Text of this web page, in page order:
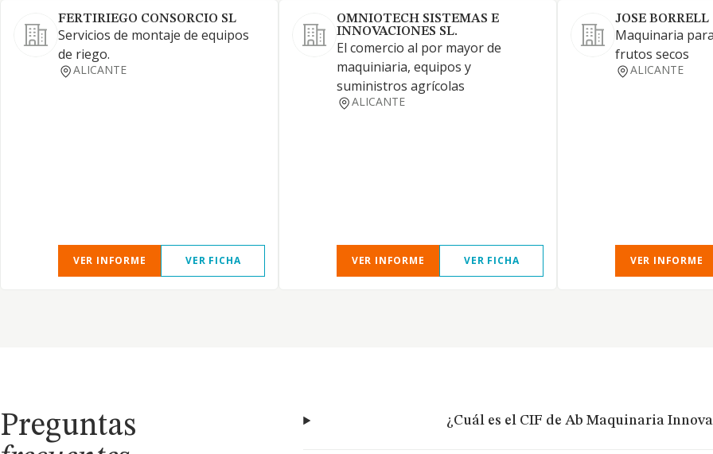
FERTIRIEGO CONSORCIO SL
Servicios de montaje de equipos
de riego.
ALICANTE
VER INFORME VER FICHA
OMNIOTECH SISTEMAS E
INNOVACIONES SL.
El comercio al por mayor de
maquiniaria, equipos y
suministros agrícolas
ALICANTE
VER INFORME VER FICHA
JOSE BORRELL
Maquinaria
frutos secos
ALICANTE
VER INFORME
Preguntas
¿Cuál es el CIF de Ab Maquinaria